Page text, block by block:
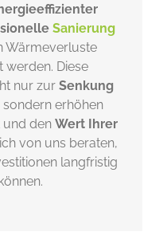
Sanierung
Wärmeverluste
werden. Diese
nur zur Senkung
sondern erhöhen
den Wert Ihrer
von uns beraten,
langfristig